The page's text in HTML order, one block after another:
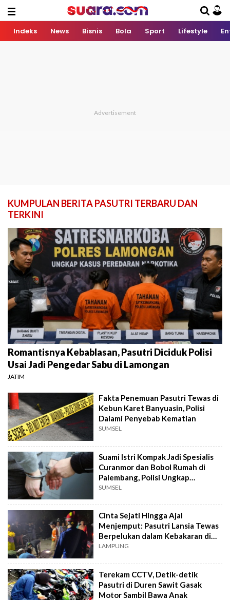
Indeks News Bisnis Bola Sport Lifestyle
KUMPULAN BERITA PASUTRI TERBARU DAN
TERKINI
Romantisnya Kebablasan, Pasutri Diciduk Polisi
Usai Jadi Pengedar Sabu di Lamongan
JATIM
Fakta Penemuan Pasutri Tewas di
Kebun Karet Banyuasin, Polisi
Dalami Penyebab Kematian
SUMSEL
Suami Istri Kompak Jadi Spesialis
Curanmor dan Bobol Rumah di
Palembang, Polisi Ungkap
Modusnya
SUMSEL
Cinta Sejati Hingga Ajal
Menjemput: Pasutri Lansia Tewas
Berpelukan dalam Kebakaran di
Way Panji
LAMPUNG
Terekam CCTV, Detik-detik
Pasutri di Duren Sawit Gasak
Motor Sambil Bawa Anak